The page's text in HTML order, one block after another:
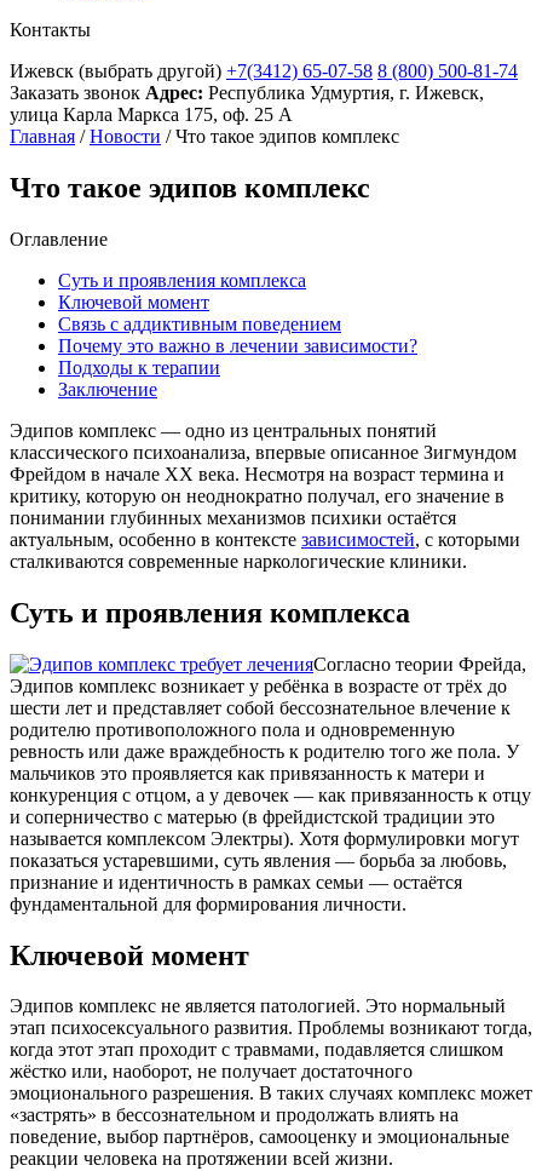
Контакты
Ижевск (выбрать другой) +7(3412) 65-07-58 8 (800) 500-81-74
Заказать звонок Адрес: Республика Удмуртия, г. Ижевск,
улица Карла Маркса 175, оф. 25 А
Главная /Новости /Что такое эдипов комплекс
Что такое эдипов комплекс
Оглавление
Суть и проявления комплекса
Ключевой момент
Связь с аддиктивным поведением
Почему это важно в лечении зависимости?
Подходы к терапии
Заключение
Эдипов комплекс — одно из центральных понятий
классического психоанализа, впервые описанное Зигмундом
Фрейдом в начале XX века. Несмотря на возраст термина и
критику, которую он неоднократно получал, его значение в
понимании глубинных механизмов психики остаётся
актуальным, особенно в контексте зависимостей, с которыми
сталкиваются современные наркологические клиники.
Суть и проявления комплекса
Согласно теории Фрейда,
Эдипов комплекс возникает у ребёнка в возрасте от трёх до
шести лет и представляет собой бессознательное влечение к
родителю противоположного пола и одновременную
ревность или даже враждебность к родителю того же пола. У
мальчиков это проявляется как привязанность к матери и
конкуренция с отцом, а у девочек — как привязанность к отцу
и соперничество с матерью (в фрейдистской традиции это
называется комплексом Электры). Хотя формулировки могут
показаться устаревшими, суть явления — борьба за любовь,
признание и идентичность в рамках семьи — остаётся
фундаментальной для формирования личности.
Ключевой момент
Эдипов комплекс не является патологией. Это нормальный
этап психосексуального развития. Проблемы возникают тогда,
когда этот этап проходит с травмами, подавляется слишком
жёстко или, наоборот, не получает достаточного
эмоционального разрешения. В таких случаях комплекс может
«застрять» в бессознательном и продолжать влиять на
поведение, выбор партнёров, самооценку и эмоциональные
реакции человека на протяжении всей жизни.